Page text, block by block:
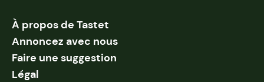
À propos de Tastet
Annoncez avec nous
Faire une suggestion
Légal